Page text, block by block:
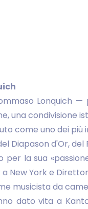
Lonquich
una condivisione
come uno dei
Diapason d'Or,
per la sua
New York e
musicista da
dato vita a